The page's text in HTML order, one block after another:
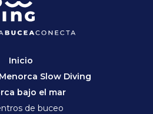
Inicio
Slow Diving
bajo el mar
de buceo